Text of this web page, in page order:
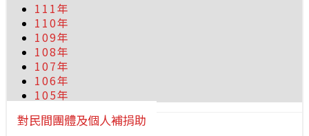
111年
110年
109年
108年
107年
106年
105年
對民間團體及個人補捐助